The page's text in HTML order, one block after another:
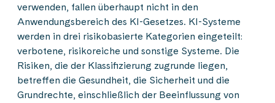
verwenden, fallen überhaupt nicht in den
Anwendungsbereich des KI-Gesetzes. KI-Systeme
werden in drei risikobasierte Kategorien eingeteilt:
verbotene, risikoreiche und sonstige Systeme. Die
Risiken, die der Klassifizierung zugrunde liegen,
betreffen die Gesundheit, die Sicherheit und die
Grundrechte, einschließlich der Beeinflussung von